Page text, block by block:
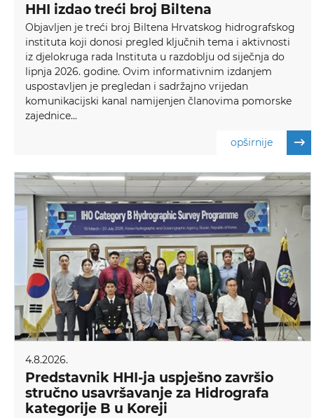
HHI izdao treći broj Biltena
Objavljen je treći broj Biltena Hrvatskog hidrografskog
instituta koji donosi pregled ključnih tema i aktivnosti
iz djelokruga rada Instituta u razdoblju od siječnja do
lipnja 2026. godine. Ovim informativnim izdanjem
uspostavljen je pregledan i sadržajno vrijedan
komunikacijski kanal namijenjen članovima pomorske
zajednice...
opširnije
4.8.2026.
Predstavnik HHI-ja uspješno završio
stručno usavršavanje za Hidrografa
kategorije B u Koreji